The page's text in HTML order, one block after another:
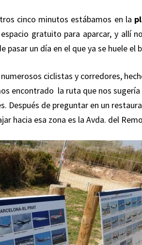
cinco minutos estábamos en la
gratuito para aparcar, y allí
pasar un día en el que ya se huele el
ciclistas y corredores,
encontrado la ruta que nos
Después de preguntar en un
hacia esa zona es la Avda. del